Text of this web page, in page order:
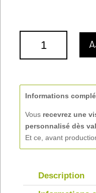
CENDRIER
Informations
Vous recevrez une
personnalisé dès
Et ce, avant
Description